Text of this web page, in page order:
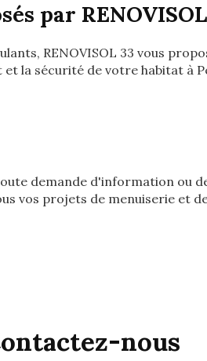
par RENOVISOL
RENOVISOL 33 vous
la sécurité de votre habitat à
demande d'information ou de
vos projets de menuiserie et
nous